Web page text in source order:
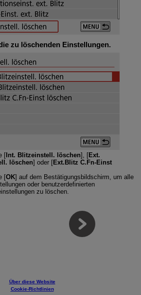
zu löschenden Einstellungen.
[Int. Blitzeinstell. löschen], [Ext.
löschen] oder [Ext.Blitz C.Fn-Einst
[OK] auf dem Bestätigungsbildschirm, um alle
oder benutzerdefinierten
zu löschen.
Über diese Website
Cookie-Richtlinien